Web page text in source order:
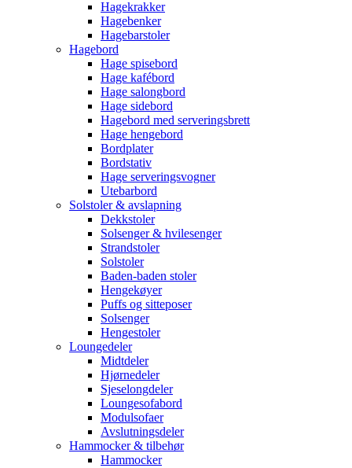
Hagekrakker
Hagebenker
Hagebarstoler
Hagebord
Hage spisebord
Hage kafébord
Hage salongbord
Hage sidebord
Hagebord med serveringsbrett
Hage hengebord
Bordplater
Bordstativ
Hage serveringsvogner
Utebarbord
Solstoler & avslapning
Dekkstoler
Solsenger & hvilesenger
Strandstoler
Solstoler
Baden-baden stoler
Hengekøyer
Puffs og sitteposer
Solsenger
Hengestoler
Loungedeler
Midtdeler
Hjørnedeler
Sjeselongdeler
Loungesofabord
Modulsofaer
Avslutningsdeler
Hammocker & tilbehør
Hammocker